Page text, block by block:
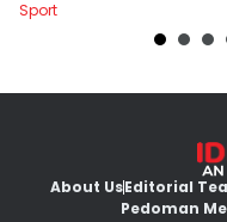
Sport
About UsEditorial
Pedoman